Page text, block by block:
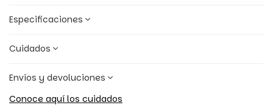
Especificaciones
Cuidados
Envíos y devoluciones
Conoce aquí los cuidados